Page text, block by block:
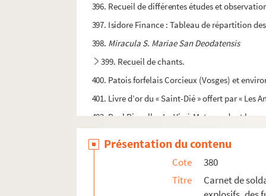
396. Recueil de différentes études et
397. Isidore Finance : Tableau de répartition
398. Miracula S. Mariae San Deodatensis
399. Recueil de chants.
400. Patois forfelais Corcieux (Vosges) et
401. Livre d’or du « Saint-Dié » offert par « Les
402. Paul Piquelle : La Vie à Metz pendant la
404. Dossier Gustave Guétant : biographie du
406. Mathieur Albert : Notice sur l’histoire de
Présentation du contenu
Cote
380
Titre
Carnet de